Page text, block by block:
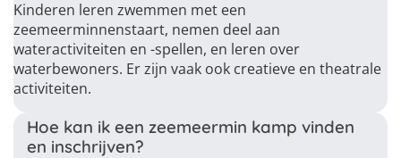
Kinderen leren zwemmen met een
zeemeerminnenstaart, nemen deel aan
wateractiviteiten en -spellen, en leren over
waterbewoners. Er zijn vaak ook creatieve en theatrale
activiteiten.
Hoe kan ik een zeemeermin kamp vinden
en inschrijven?